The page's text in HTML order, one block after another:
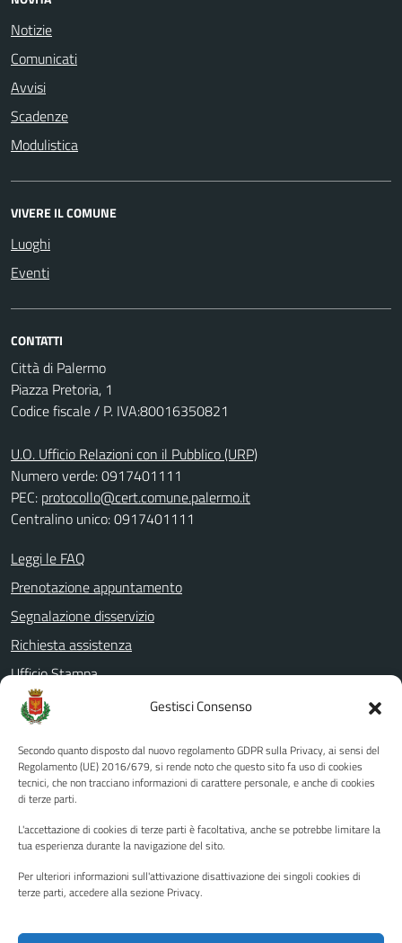
Gestisci Consenso
Secondo quanto disposto dal nuovo regolamento GDPR sulla Privacy, ai sensi del
Regolamento (UE) 2016/679, si rende noto che questo sito fa uso di cookies
tecnici, che non tracciano informazioni di carattere personale, e anche di cookies
di terze parti.
L'accettazione di cookies di terze parti è facoltativa, anche se potrebbe limitare la
tua esperienza durante la navigazione del sito.
Per ulteriori informazioni sull'attivazione disattivazione dei singoli cookies di
terze parti, accedere alla sezione Privacy.
Notizie
Comunicati
Avvisi
Scadenze
Modulistica
VIVERE IL COMUNE
Luoghi
Eventi
CONTATTI
Città di Palermo
Piazza Pretoria, 1
Codice fiscale / P. IVA:80016350821
U.O. Ufficio Relazioni con il Pubblico (URP)
Numero verde: 0917401111
PEC: protocollo@cert.comune.palermo.it
Centralino unico: 0917401111
Leggi le FAQ
Prenotazione appuntamento
Segnalazione disservizio
Richiesta assistenza
Ufficio Stampa
Amministrazione Trasparente
Albo pretorio
Informativa privacy
Note legali
Piano di miglioramento del sito